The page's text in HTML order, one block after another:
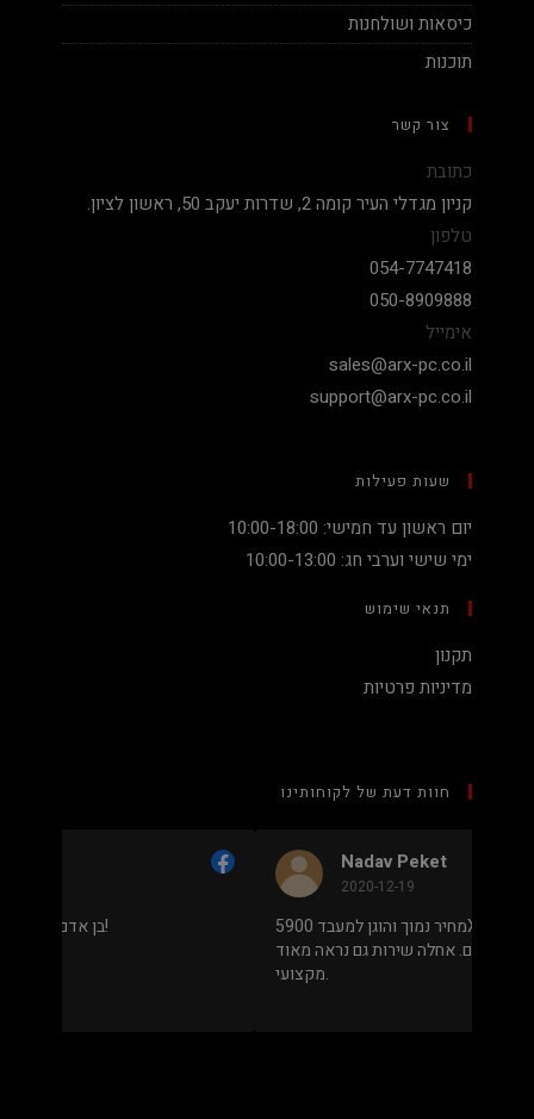
כיסאות ושולחנות
תוכנות
צור קשר
כתובת
קניון מגדלי העיר קומה 2, שדרות יעקב 50, ראשון לציון.
טלפון
054-7747418
050-8909888
אימייל
sales@arx-pc.co.il
support@arx-pc.co.il
שעות פעילות
יום ראשון עד חמישי: 10:00-18:00
ימי שישי וערבי חג: 10:00-13:00
תנאי שימוש
תקנון
מדיניות פרטיות
חוות דעת של לקוחותינו
Nadav Peket
מחיר נמוך והוגן למעבד 5900X בלי שצריך לקנות
מחשב שלם או עוד חלקים. אחלה שירות גם נראה מאוד